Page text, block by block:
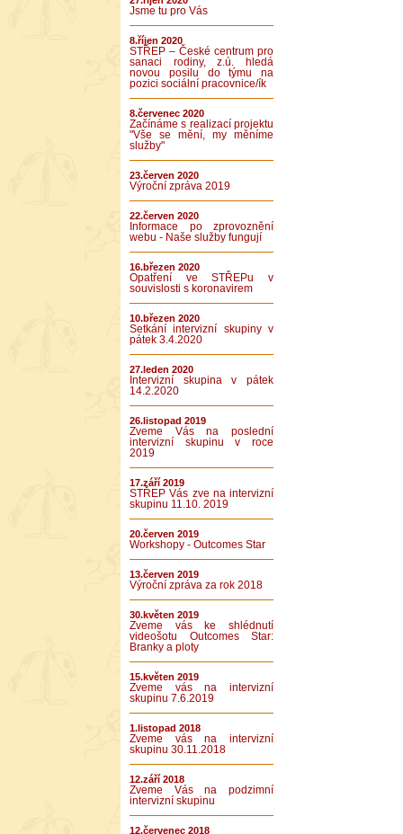
Jsme tu pro Vás
8.říjen 2020
STŘEP – České centrum pro
sanaci rodiny, z.ú. hledá
novou posilu do týmu na
pozici sociální pracovnice/ík
8.červenec 2020
Začínáme s realizací projektu
"Vše se mění, my měníme
služby"
23.červen 2020
Výroční zpráva 2019
22.červen 2020
Informace po zprovoznění
webu - Naše služby fungují
16.březen 2020
Opatření ve STŘEPu v
souvislosti s koronavirem
10.březen 2020
Setkání intervizní skupiny v
pátek 3.4.2020
27.leden 2020
Intervizní skupina v pátek
14.2.2020
26.listopad 2019
Zveme Vás na poslední
intervizní skupinu v roce
2019
17.září 2019
STŘEP Vás zve na intervizní
skupinu 11.10. 2019
20.červen 2019
Workshopy - Outcomes Star
13.červen 2019
Výroční zpráva za rok 2018
30.květen 2019
Zveme vás ke shlédnutí
videošotu Outcomes Star:
Branky a ploty
15.květen 2019
Zveme vás na intervizní
skupinu 7.6.2019
1.listopad 2018
Zveme vás na intervizní
skupinu 30.11.2018
12.září 2018
Zveme Vás na podzimní
intervizní skupinu
12.červenec 2018